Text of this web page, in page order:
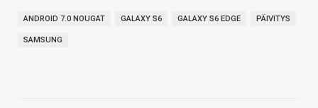
ANDROID 7.0 NOUGAT GALAXY S6 GALAXY S6 EDGE PÄIVITYS
SAMSUNG